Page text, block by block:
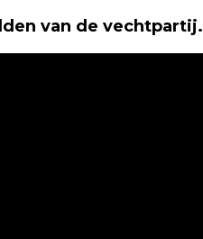
van de vechtpartij.